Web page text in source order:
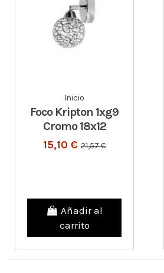
Inicio
Foco Kripton 1xg9
Cromo 18x12
15,10 € 21,57 €
Añadir al
carrito